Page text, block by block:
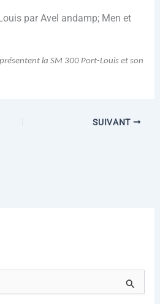
la SM 300 Port-Louis et son
SUIVANT